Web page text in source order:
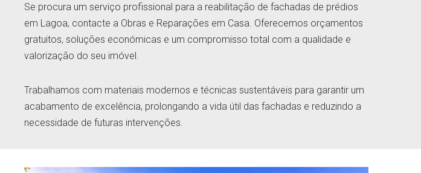
Se procura um serviço profissional para a reabilitação de fachadas de prédios
em Lagoa, contacte a Obras e Reparações em Casa. Oferecemos orçamentos
gratuitos, soluções económicas e um compromisso total com a qualidade e
valorização do seu imóvel.
Trabalhamos com materiais modernos e técnicas sustentáveis para garantir um
acabamento de excelência, prolongando a vida útil das fachadas e reduzindo a
necessidade de futuras intervenções.